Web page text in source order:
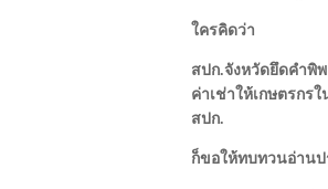
ใครคิดว่า
สปก.จังหวัดยึดคำพิ
ค่าเช่าให้เกษตรก
สปก.
ก็ขอให้ทบทวนอ่านป